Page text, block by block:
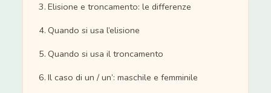
Elisione e troncamento: le differenze
Quando si usa l’elisione
Quando si usa il troncamento
Il caso di un / un’: maschile e femminile